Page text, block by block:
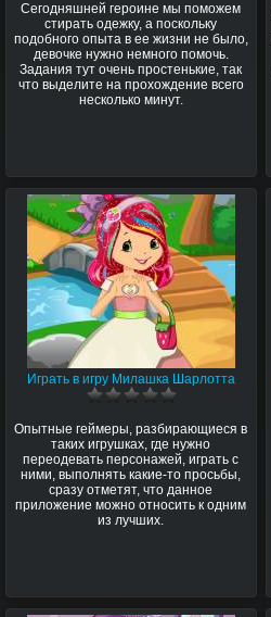
Сегодняшней героине мы поможем
стирать одежку, а поскольку
подобного опыта в ее жизни не было,
девочке нужно немного помочь.
Задания тут очень простенькие, так
что выделите на прохождение всего
несколько минут.
Играть в игру Милашка Шарлотта
Опытные геймеры, разбирающиеся в
таких игрушках, где нужно
переодевать персонажей, играть с
ними, выполнять какие-то просьбы,
сразу отметят, что данное
приложение можно относить к одним
из лучших.